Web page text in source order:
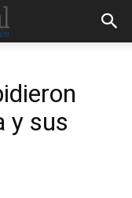
y sus